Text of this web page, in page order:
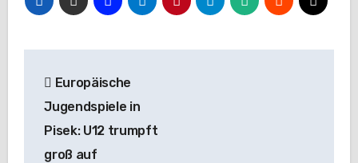
Europäische
Jugendspiele in
Pisek: U12 trumpft
groß auf